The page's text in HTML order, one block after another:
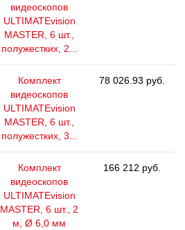
видеоскопов
ULTIMATEvision
MASTER, 6 шт.,
полужестких, 2...
Комплект
видеоскопов
ULTIMATEvision
MASTER, 6 шт.,
полужестких, 3...
78 026.93 руб.
Комплект
видеоскопов
ULTIMATEvision
MASTER, 6 шт., 2
м, Ø 6,0 мм
166 212 руб.